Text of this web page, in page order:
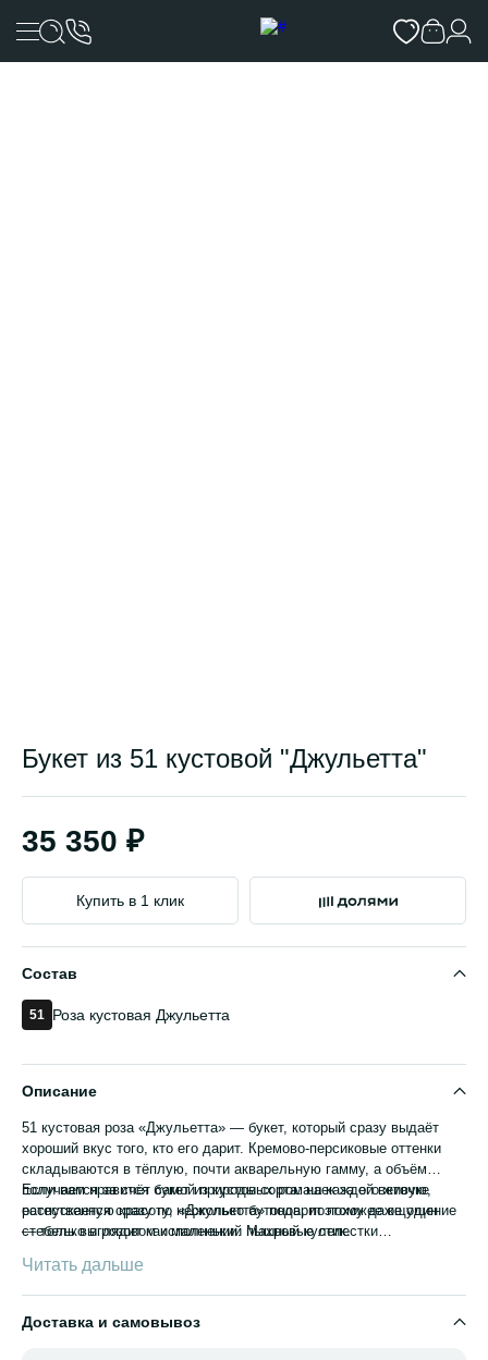
Букет из 51 кустовой "Джульетта"
35 350 ₽
Купить в 1 клик
Состав
51 Роза кустовая Джульетта
Описание
51 кустовая роза «Джульетта» — букет, который сразу выдаёт
хороший вкус того, кто его дарит. Кремово-персиковые оттенки
складываются в тёплую, почти акварельную гамму, а объём
получается за счёт самой природы сорта: на каждой веточке
распускается сразу по несколько бутонов, поэтому даже один
стебель выглядит как маленький пышный кустик.
Если вам нравится букет из кустовых ромашек за его живую,
естественную красоту, «Джульетта» подарит похожее ощущение
— только в розовом исполнении. Махровые лепестки
получается объёмным и воздушным, будто собран прямо в
цветущем саду.
Читать дальше
Доставка и самовывоз